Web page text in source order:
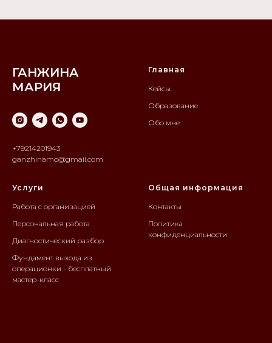
ГАНЖИНА
МАРИЯ
+79214201943
ganzhinamo@gmail.com
Главная
Кейсы
Образование
Обо мне
Услуги
Работа с организацией
Персональная работа
Диагностический разбор
Фундамент выхода из
операционки - бесплатный
мастер-класс
Общая информация
Контакты
Политика
конфиденциальности